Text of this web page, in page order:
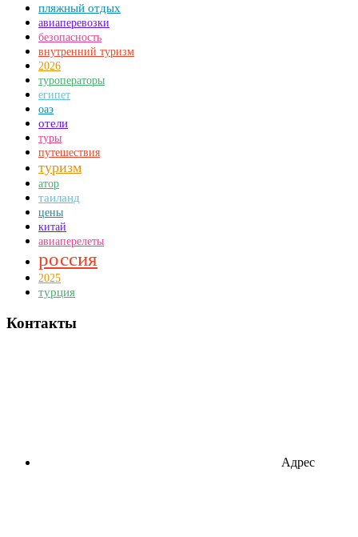
пляжный отдых
авиаперевозки
безопасность
внутренний туризм
2026
туроператоры
египет
оаэ
отели
туры
путешествия
туризм
атор
таиланд
цены
китай
авиаперелеты
россия
2025
турция
Контакты
Адрес